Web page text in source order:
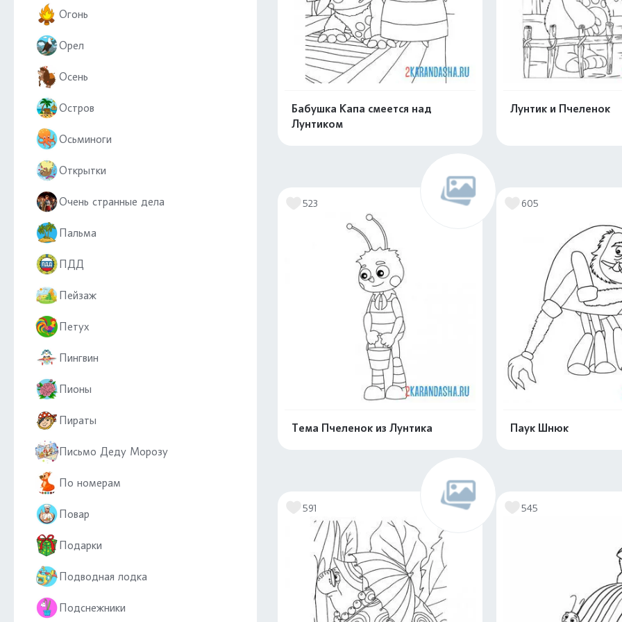
Огонь
Орел
Осень
Остров
Осьминоги
Открытки
Очень странные дела
Пальма
ПДД
Пейзаж
Петух
Пингвин
Пионы
Пираты
Письмо Деду Морозу
По номерам
Повар
Подарки
Подводная лодка
Подснежники
Бабушка Капа смеется над
Лунтиком
Лунтик и Пчеленок
523
Тема Пчеленок из Лунтика
605
Паук Шнюк
591 545